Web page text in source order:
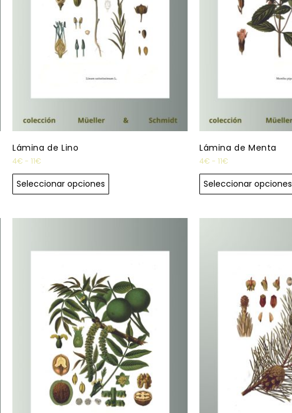
Lámina de Lino
4€ - 11€
Seleccionar opciones
Lámina de Menta
4€ - 11€
Seleccionar opciones